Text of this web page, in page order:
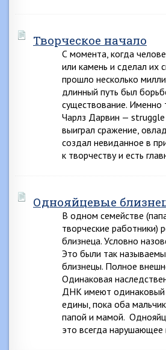
Творческое начало
С момента, когда
или камень и сделал их
прошло несколько
длинный путь был
существование. Именно
Чарлз Дарвин —
выиграл сражение,
создал невиданное в
к творчеству и есть
Однояйцевые
В одном семействе
творческие работники)
близнеца. Условно
Это были так
близнецы. Полное
Одинаковая
ДНК имеют одинаковый
едины, пока оба
папой и мамой.
это всегда